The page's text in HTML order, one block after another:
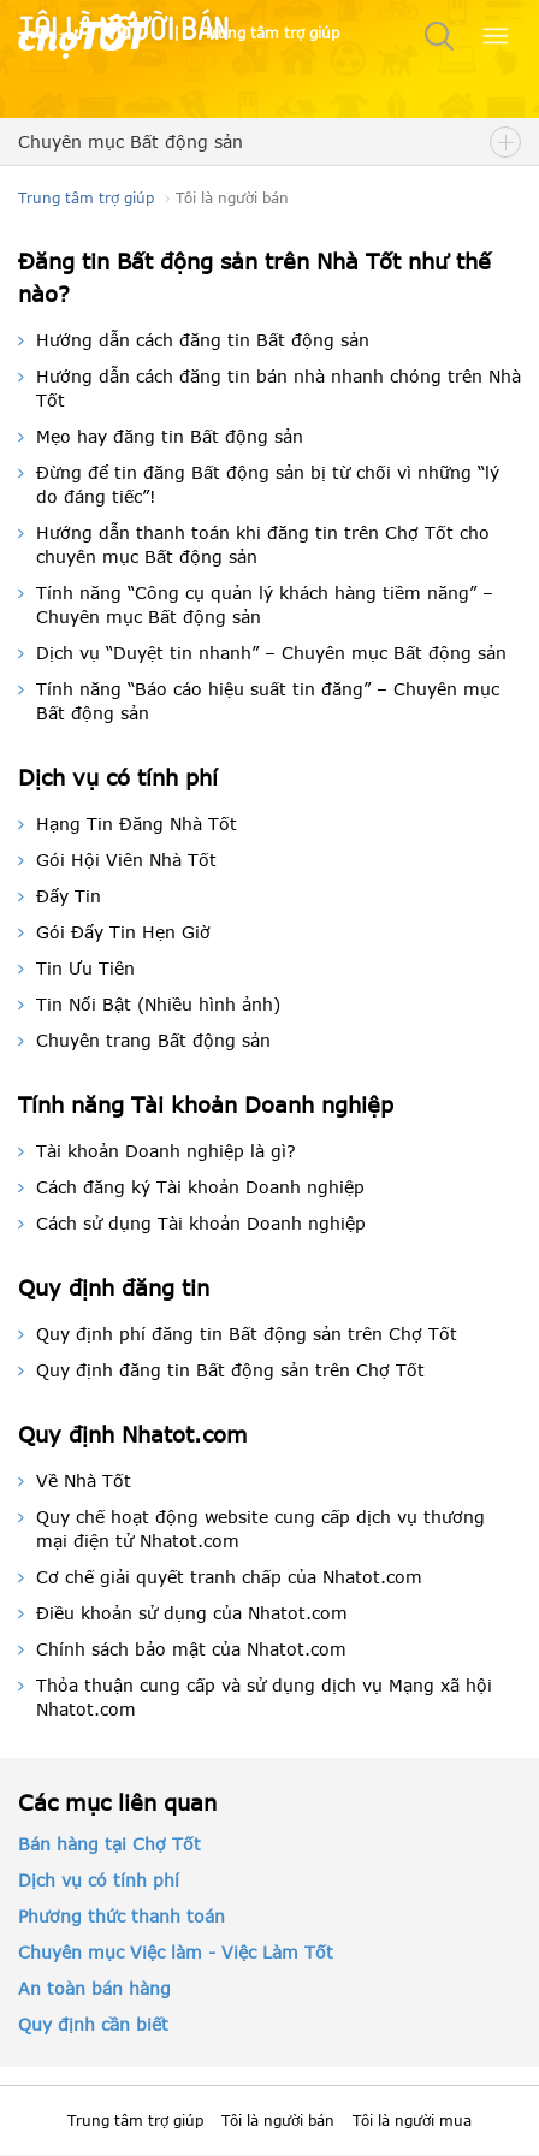
Trung tâm trợ giúp
Tôi là người bán
Chuyên mục Bất động sản
Trung tâm trợ giúp Tôi là người bán
Đăng tin Bất động sản trên Nhà Tốt như thế
nào?
Hướng dẫn cách đăng tin Bất động sản
Hướng dẫn cách đăng tin bán nhà nhanh chóng trên Nhà
Tốt
Mẹo hay đăng tin Bất động sản
Đừng để tin đăng Bất động sản bị từ chối vì những “lý
do đáng tiếc”!
Hướng dẫn thanh toán khi đăng tin trên Chợ Tốt cho
chuyên mục Bất động sản
Tính năng “Công cụ quản lý khách hàng tiềm năng” –
Chuyên mục Bất động sản
Dịch vụ “Duyệt tin nhanh” – Chuyên mục Bất động sản
Tính năng “Báo cáo hiệu suất tin đăng” – Chuyên mục
Bất động sản
Dịch vụ có tính phí
Hạng Tin Đăng Nhà Tốt
Gói Hội Viên Nhà Tốt
Đẩy Tin
Gói Đẩy Tin Hẹn Giờ
Tin Ưu Tiên
Tin Nổi Bật (Nhiều hình ảnh)
Chuyên trang Bất động sản
Tính năng Tài khoản Doanh nghiệp
Tài khoản Doanh nghiệp là gì?
Cách đăng ký Tài khoản Doanh nghiệp
Cách sử dụng Tài khoản Doanh nghiệp
Quy định đăng tin
Quy định phí đăng tin Bất động sản trên Chợ Tốt
Quy định đăng tin Bất động sản trên Chợ Tốt
Quy định Nhatot.com
Về Nhà Tốt
Quy chế hoạt động website cung cấp dịch vụ thương
mại điện tử Nhatot.com
Cơ chế giải quyết tranh chấp của Nhatot.com
Điều khoản sử dụng của Nhatot.com
Chính sách bảo mật của Nhatot.com
Thỏa thuận cung cấp và sử dụng dịch vụ Mạng xã hội
Nhatot.com
Các mục liên quan
Bán hàng tại Chợ Tốt
Dịch vụ có tính phí
Phương thức thanh toán
Chuyên mục Việc làm - Việc Làm Tốt
An toàn bán hàng
Quy định cần biết
Trung tâm trợ giúp Tôi là người bán Tôi là người mua